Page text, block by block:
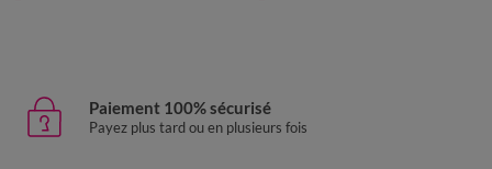
Paiement 100% sécurisé
Payez plus tard ou en plusieurs fois